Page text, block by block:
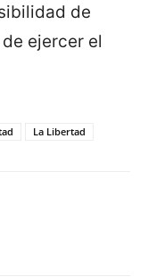
de
ejercer el
La Libertad